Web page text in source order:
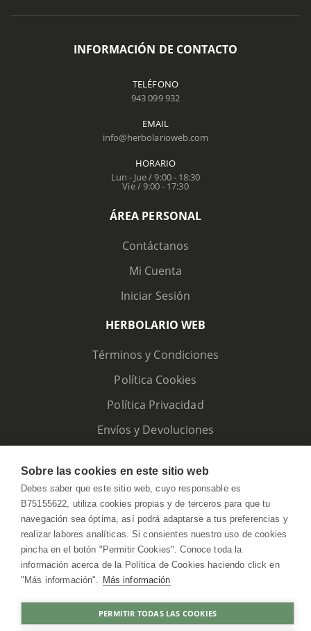
INFORMACIÓN DE CONTACTO
TELÉFONO
943 099 932
EMAIL
info@herbolarioweb.com
HORARIO
Lun - Jue / 9:00 - 18:30
Vie / 9:00 - 17:30
ÁREA PERSONAL
Contáctanos
Mi Cuenta
Iniciar Sesión
HERBOLARIO WEB
Términos y Condiciones
Política Cookies
Política Privacidad
Envíos y Devoluciones
HerbolarioWeb © 2026. All Rights Reserved
Sobre las cookies en este sitio web
Debes saber que este sitio web, cuyo responsable es
B75155622, utiliza cookies propias y de terceros para que tu
navegación sea óptima, así podrá adaptarse a tus preferencias y
realizar labores analíticas. Si consientes nuestro uso de cookies
pincha en el botón "Permitir Cookies". Conoce toda la
información acerca de la Política de Cookies haciendo click en
"Más información". Más información
PERMITIR TODAS LAS COOKIES